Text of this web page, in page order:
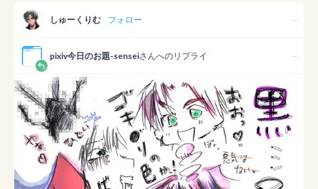
しゅーくりむ‎ フォロー --
pixiv今日のお題-senseiさんへのリプライ --